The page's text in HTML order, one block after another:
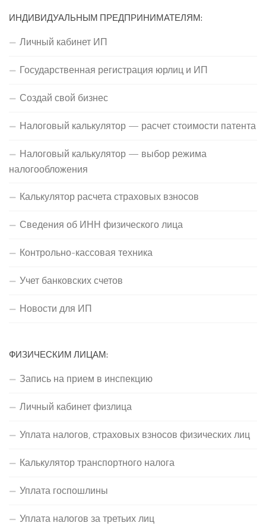
ИНДИВИДУАЛЬНЫМ ПРЕДПРИНИМАТЕЛЯМ:
Личный кабинет ИП
Государственная регистрация юрлиц и ИП
Создай свой бизнес
Налоговый калькулятор — расчет стоимости патента
Налоговый калькулятор — выбор режима
налогообложения
Калькулятор расчета страховых взносов
Сведения об ИНН физического лица
Контрольно-кассовая техника
Учет банковских счетов
Новости для ИП
ФИЗИЧЕСКИМ ЛИЦАМ:
Запись на прием в инспекцию
Личный кабинет физлица
Уплата налогов, страховых взносов физических лиц
Калькулятор транспортного налога
Уплата госпошлины
Уплата налогов за третьих лиц